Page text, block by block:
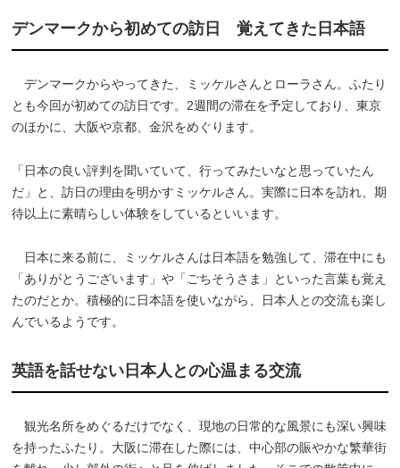
デンマークから初めての訪日 覚えてきた日本語
デンマークからやってきた、ミッケルさんとローラさん。ふたり
とも今回が初めての訪日です。2週間の滞在を予定しており、東京
のほかに、大阪や京都、金沢をめぐります。
「日本の良い評判を聞いていて、行ってみたいなと思っていたん
だ」と、訪日の理由を明かすミッケルさん。実際に日本を訪れ、期
待以上に素晴らしい体験をしているといいます。
日本に来る前に、ミッケルさんは日本語を勉強して、滞在中にも
「ありがとうございます」や「ごちそうさま」といった言葉も覚え
たのだとか。積極的に日本語を使いながら、日本人との交流も楽し
んでいるようです。
英語を話せない日本人との心温まる交流
観光名所をめぐるだけでなく、現地の日常的な風景にも深い興味
を持ったふたり。大阪に滞在した際には、中心部の賑やかな繁華街